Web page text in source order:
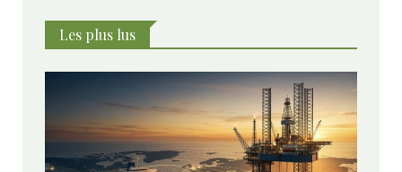
Robert Kocharian.
Les plus lus